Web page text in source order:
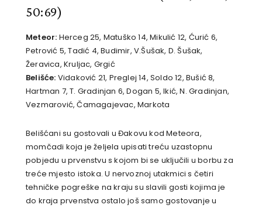
50:69)
Meteor: Herceg 25, Matuško 14, Mikulić 12, Ćurić 6,
Petrović 5, Tadić 4, Budimir, V.Šušak, D. Šušak,
Žeravica, Kruljac, Grgić
Belišće: Vidaković 21, Preglej 14, Soldo 12, Bušić 8,
Hartman 7, T. Gradinjan 6, Dogan 5, Ikić, N. Gradinjan,
Vezmarović, Čamagajevac, Markota
Belišćani su gostovali u Đakovu kod Meteora,
momčadi koja je željela upisati treću uzastopnu
pobjedu u prvenstvu s kojom bi se uključili u borbu za
treće mjesto istoka. U nervoznoj utakmici s četiri
tehničke pogreške na kraju su slavili gosti kojima je
do kraja prvenstva ostalo još samo gostovanje u